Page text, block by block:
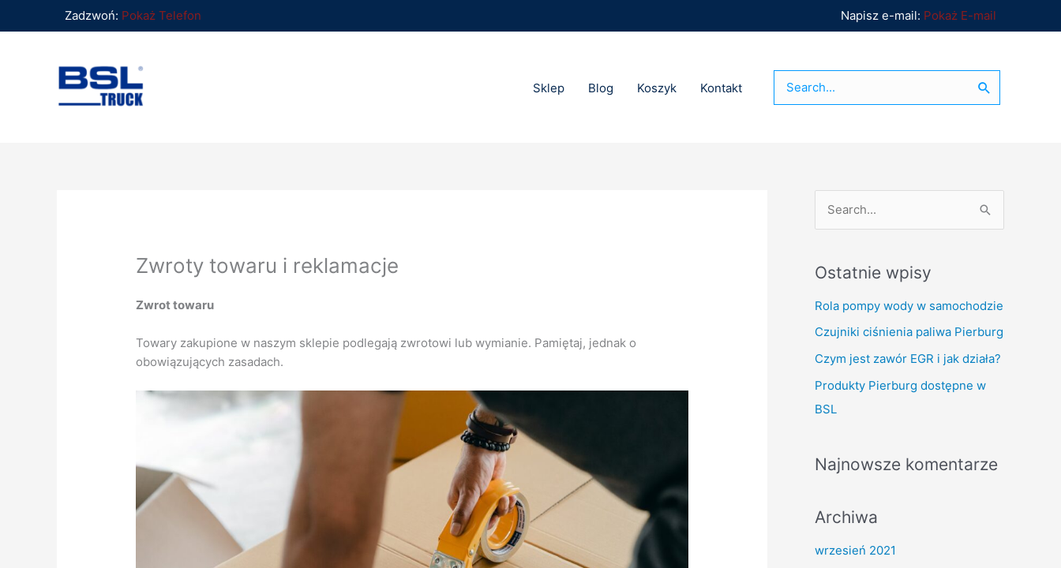
Zadzwoń: Pokaż Telefon Napisz e-mail: Pokaż E-mail
Sklep Blog Koszyk Kontakt
for:
Zwroty towaru i reklamacje
Zwrot towaru
Towary zakupione w naszym sklepie podlegają zwrotowi lub wymianie. Pamiętaj, jednak o
obowiązujących zasadach.
r
c
h
f
o
r
Ostatnie wpisy
Rola pompy wody w samochodzie
Czujniki ciśnienia paliwa Pierburg
Czym jest zawór EGR i jak działa?
Produkty Pierburg dostępne w
BSL
Najnowsze komentarze
Archiwa
wrzesień 2021